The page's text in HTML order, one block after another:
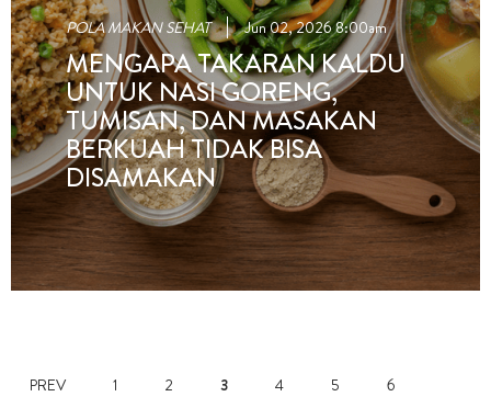
POLA MAKAN SEHAT Jun 02, 2026 8:00am
MENGAPA TAKARAN KALDU
UNTUK NASI GORENG,
TUMISAN, DAN MASAKAN
BERKUAH TIDAK BISA
DISAMAKAN
PREV 1 2 3 4 5
6